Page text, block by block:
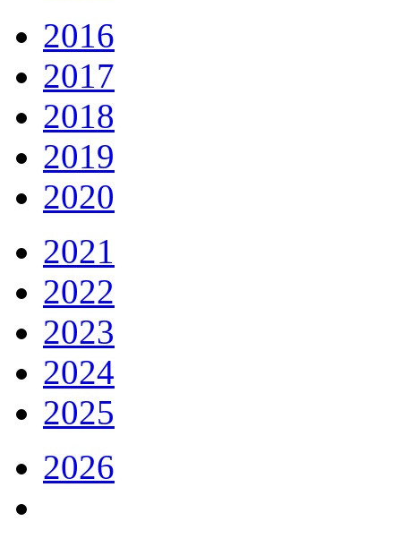
2016
2017
2018
2019
2020
2021
2022
2023
2024
2025
2026